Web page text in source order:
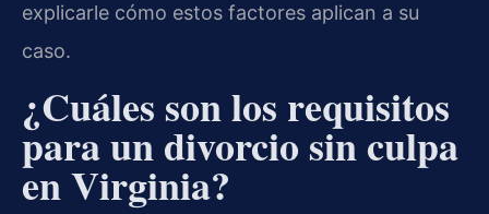
explicarle cómo estos factores aplican a su
caso.
¿Cuáles son los requisitos
para un divorcio sin culpa
en Virginia?